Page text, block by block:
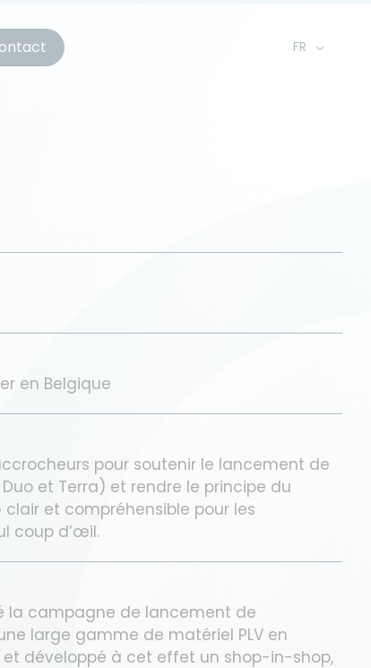
FR
EN
en Belgique
pour soutenir le lancement de
et Terra) et rendre le principe du
clair et compréhensible pour les
coup d’œil.
la campagne de lancement de
large gamme de matériel PLV en
développé à cet effet un shop-in-shop,